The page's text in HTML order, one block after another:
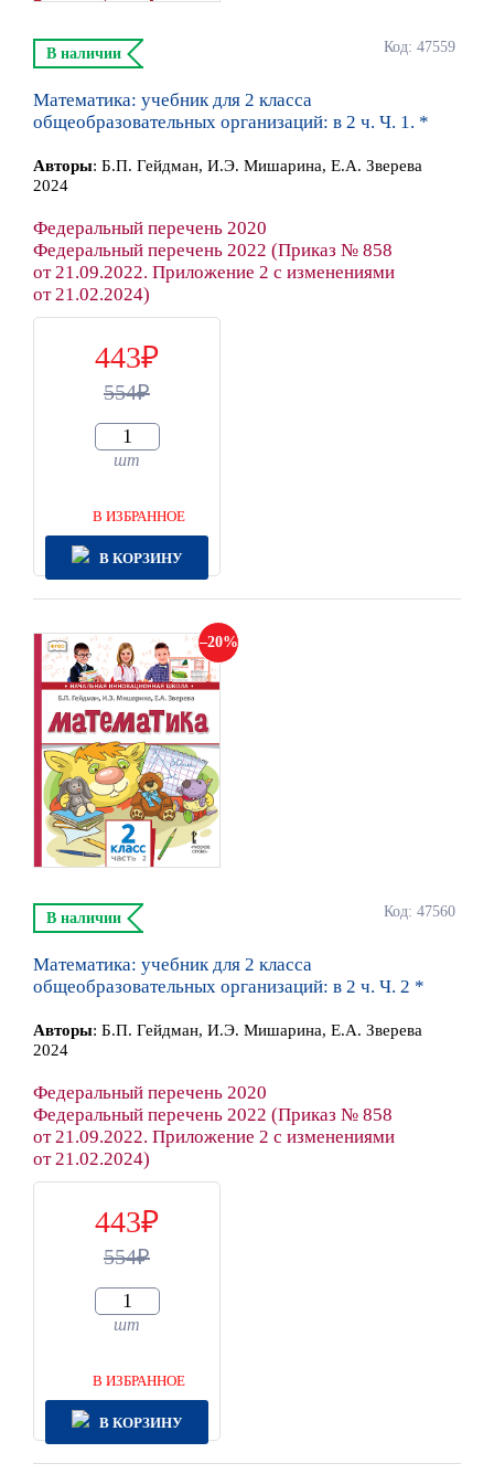
Код: 47559
В наличии
Математика: учебник для 2 класса
общеобразовательных организаций: в 2 ч. Ч. 1. *
Авторы: Б.П. Гейдман, И.Э. Мишарина, Е.А. Зверева
2024
Федеральный перечень 2020
Федеральный перечень 2022 (Приказ № 858
от 21.09.2022. Приложение 2 с изменениями
от 21.02.2024)
443
554
шт
В ИЗБРАННОЕ
В КОРЗИНУ
20
Код: 47560
В наличии
Математика: учебник для 2 класса
общеобразовательных организаций: в 2 ч. Ч. 2 *
Авторы: Б.П. Гейдман, И.Э. Мишарина, Е.А. Зверева
2024
Федеральный перечень 2020
Федеральный перечень 2022 (Приказ № 858
от 21.09.2022. Приложение 2 с изменениями
от 21.02.2024)
443
554
шт
В ИЗБРАННОЕ
В КОРЗИНУ